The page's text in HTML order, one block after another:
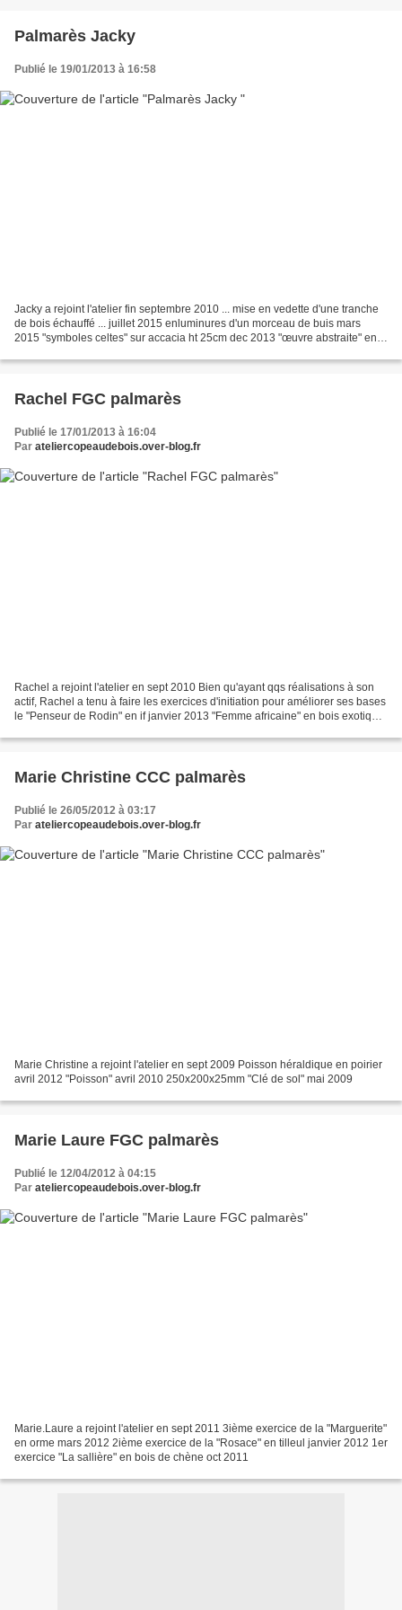
Palmarès Jacky
Publié le 19/01/2013 à 16:58
Jacky a rejoint l'atelier fin septembre 2010 ... mise en vedette d'une tranche
de bois échauffé ... juillet 2015 enluminures d'un morceau de buis mars
2015 "symboles celtes" sur accacia ht 25cm dec 2013 "œuvre abstraite" en
Rachel FGC palmarès
Publié le 17/01/2013 à 16:04
Par ateliercopeaudebois.over-blog.fr
Rachel a rejoint l'atelier en sept 2010 Bien qu'ayant qqs réalisations à son
actif, Rachel a tenu à faire les exercices d'initiation pour améliorer ses bases
le "Penseur de Rodin" en if janvier 2013 "Femme africaine" en bois exotique
Marie Christine CCC palmarès
Publié le 26/05/2012 à 03:17
Par ateliercopeaudebois.over-blog.fr
Marie Christine a rejoint l'atelier en sept 2009 Poisson héraldique en poirier
avril 2012 "Poisson" avril 2010 250x200x25mm "Clé de sol" mai 2009
Marie Laure FGC palmarès
Publié le 12/04/2012 à 04:15
Par ateliercopeaudebois.over-blog.fr
Marie.Laure a rejoint l'atelier en sept 2011 3ième exercice de la "Marguerite"
en orme mars 2012 2ième exercice de la "Rosace" en tilleul janvier 2012 1er
exercice "La sallière" en bois de chène oct 2011